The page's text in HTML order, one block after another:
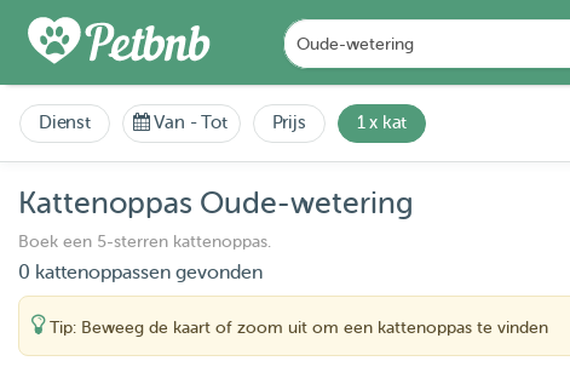
Dienst Van -Tot Prijs 1 x kat
Kattenoppas Oude-wetering
Boek een 5-sterren kattenoppas.
0 kattenoppassen gevonden
Tip: Beweeg de kaart of zoom uit om een kattenoppas te vinden